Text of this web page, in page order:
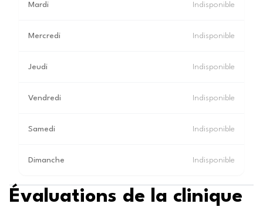
Mardi Indisponible
Mercredi Indisponible
Jeudi Indisponible
Vendredi Indisponible
Samedi Indisponible
Dimanche Indisponible
Évaluations de la clinique